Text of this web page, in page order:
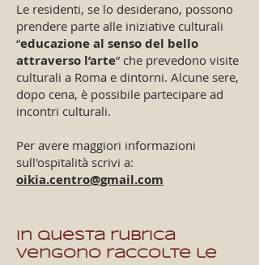
Le residenti, se lo desiderano, possono
prendere parte alle iniziative culturali
“educazione al senso del bello
attraverso l’arte” che prevedono visite
culturali a Roma e dintorni. Alcune sere,
dopo cena, è possibile partecipare ad
incontri culturali.
Per avere maggiori informazioni
sull'ospitalità scrivi a:
oikia.centro@gmail.com
In questa rubrica
vengono raccolte le